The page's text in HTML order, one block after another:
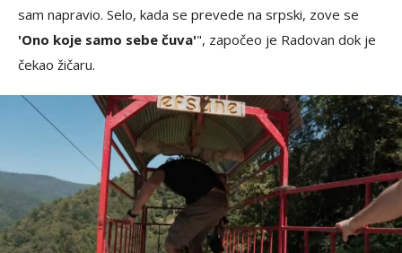
sam napravio. Selo, kada se prevede na srpski, zove se
'Ono koje samo sebe čuva'", započeo je Radovan dok je
čekao žičaru.